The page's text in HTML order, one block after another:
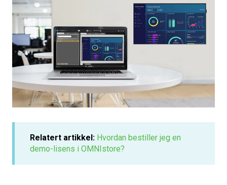
Relatert artikkel: Hvordan bestiller jeg en
demo-lisens i OMNIstore?